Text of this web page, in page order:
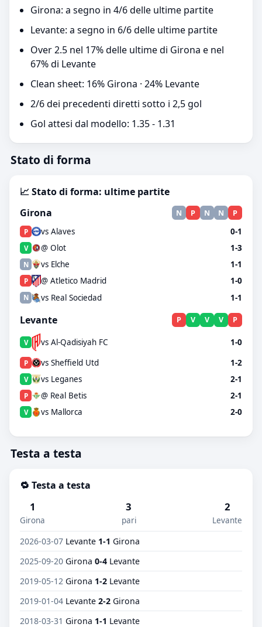
Girona: a segno in 4/6 delle ultime partite
Levante: a segno in 6/6 delle ultime partite
Over 2.5 nel 17% delle ultime di Girona e nel
67% di Levante
Clean sheet: 16% Girona · 24% Levante
2/6 dei precedenti diretti sotto i 2,5 gol
Gol attesi dal modello: 1.35 - 1.31
Stato di forma
📈 Stato di forma: ultime partite
Girona
N P N N P
P vs Alaves 0-1
V @ Olot 1-3
N vs Elche 1-1
P @ Atletico Madrid 1-0
N vs Real Sociedad 1-1
Levante P V V V P
V vs Al-Qadisiyah FC 1-0
P vs Sheffield Utd 1-2
V vs Leganes 2-1
P @ Real Betis 2-1
V vs Mallorca 2-0
Testa a testa
🔁 Testa a testa
1
Girona
3
pari
2
Levante
2026-03-07 Levante 1-1 Girona
2025-09-20 Girona 0-4 Levante
2019-05-12 Girona 1-2 Levante
2019-01-04 Levante 2-2 Girona
2018-03-31 Girona 1-1 Levante